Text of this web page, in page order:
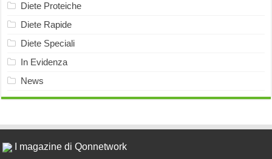
Diete Proteiche
Diete Rapide
Diete Speciali
In Evidenza
News
I magazine di Qonnetwork